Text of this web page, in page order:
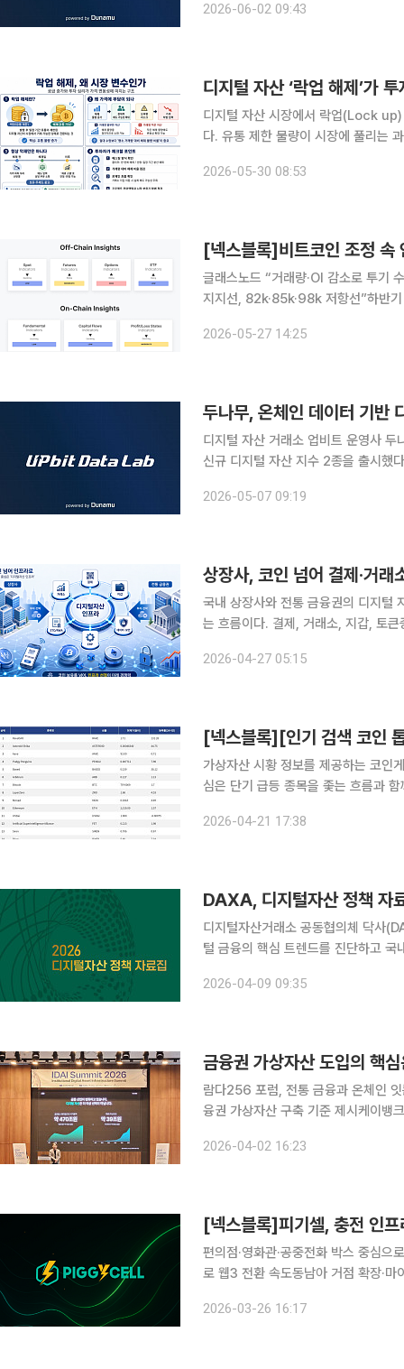
액티브 저평가 △이더리움 월렛 액티
2026-06-02 09:43
디지털 자산 ‘락업 해제’가
디지털 자산 시장에서 락업(Lock up)
다. 유통 제한 물량이 시장에 풀리는
르면 디지털 자산 시장에서 락업 해제
2026-05-30 08:53
[넥스블록]비트코인 조정 속
글래스노드 “거래량·OI 감소로 투기
지지선, 82k·85k·98k 저항선”하반기
는 분석이 나왔다. 국내 증권가에서는
2026-05-27 14:25
두나무, 온체인 데이터 기반
디지털 자산 거래소 업비트 운영사
신규 디지털 자산 지수 2종을 출시했
내역이 기록된 정보를 뜻한다. 각 자
2026-05-07 09:19
상장사, 코인 넘어 결제·거
국내 상장사와 전통 금융권의 디지털
는 흐름이다. 결제, 거래소, 지갑, 토
26일 금융감독원 전자공시시스템
2026-04-27 05:15
가상자산 시황 정보를 제공하는 코
심은 단기 급등 종목을 좇는 흐름과
동안 231.26% 올랐고 시가총액은
2026-04-21 17:38
DAXA, 디지털자산 정책 자
디지털자산거래소 공동협의체 닥사
털 금융의 핵심 트렌드를 진단하고
과의 융합인 RWA, 결제 수단으로서
2026-04-09 09:35
금융권 가상자산 도입의 핵
람다256 포럼, 전통 금융과 온체인 잇
융권 가상자산 구축 기준 제시케이뱅
서비스를 수용하려면 기술 도입을 넘
2026-04-02 16:23
편의점·영화관·공중전화 박스 중심
로 웹3 전환 속도동남아 거점 확장·마이크로 에너
3로의 확장을 본격화하고 있다. 이미
2026-03-26 16:17